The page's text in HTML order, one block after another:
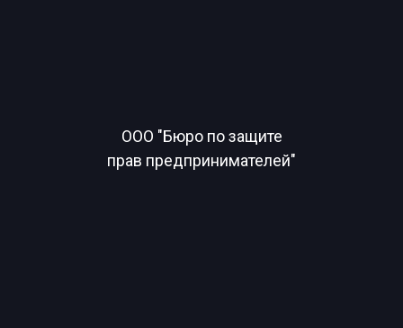
ООО "Бюро по защите
прав предпринимателей"